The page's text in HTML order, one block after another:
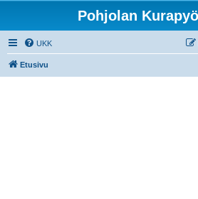
Pohjolan
UKK
Etusivu